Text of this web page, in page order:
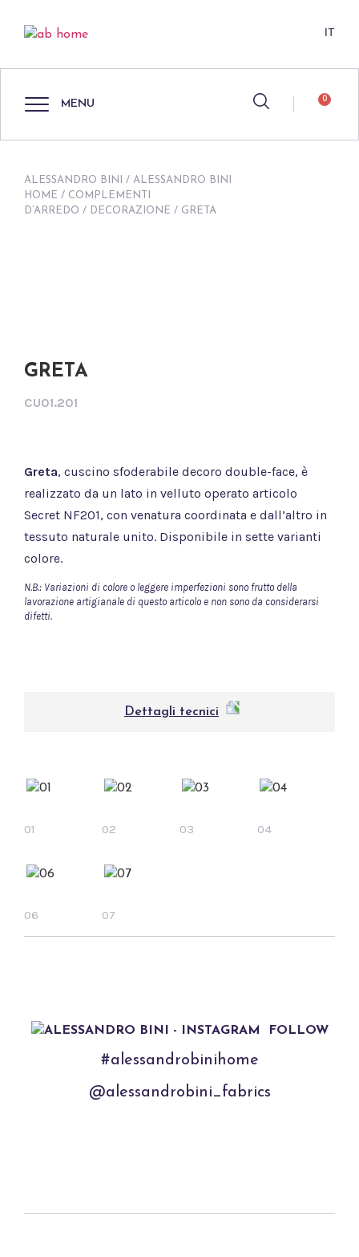
IT
MENU 0
ALESSANDRO BINI / ALESSANDRO BINI
HOME / COMPLEMENTI
D’ARREDO / DECORAZIONE / GRETA
GRETA
CU01.201
Greta, cuscino sfoderabile decoro double-face, è
realizzato da un lato in velluto operato articolo
Secret NF201, con venatura coordinata e dall’altro in
tessuto naturale unito. Disponibile in sette varianti
colore.
N.B.: Variazioni di colore o leggere imperfezioni sono frutto della
lavorazione artigianale di questo articolo e non sono da considerarsi
difetti.
Dettagli tecnici
01 02 03 04
06 07
FOLLOW
#alessandrobinihome
@alessandrobini_fabrics